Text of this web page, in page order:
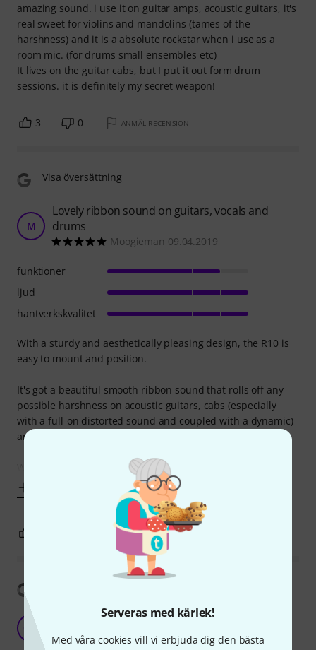
Serveras med kärlek!
Med våra cookies vill vi erbjuda dig den bästa
amazing sound. i use it on guitar amps, acoustic guitars, it's
real sweet for violins and mandolins (tames of the
harshness) and it is a absolute rockstar when i use as a
room mic. (for drums small ensembles etc)
It lives on the guitar cabs, but I put it out form drum
sessions. it is definitely my secret weapon!
3 0 ANMÄL RECENSION
Visa översättning
M
Lovely ribbon sound on guitars, vocals and
drums
Moogieman 09.04.2019
With a sturdy and aesthetically pleasing design, the R10 is
easy to mount and position.
It's got a beautiful smooth ribbon sound that rolls off any
possible harshness on acoustic guitars, cabs (especially
with a full-on distorted sound and coupled with a dynamic)
and cymbals through overheads.
While it's not always the most suitable for vocals
funktioner
ljud
hantverkskvalitet
ANMÄL RECENSION
CM Okay but not worth the money
Clavis Muziek 12.10.2020